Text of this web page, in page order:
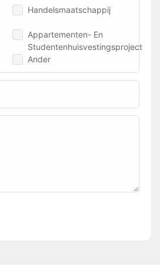
Handelsmaatschappij
Appartementen- En
Studentenhuisvestingsproject
Ander